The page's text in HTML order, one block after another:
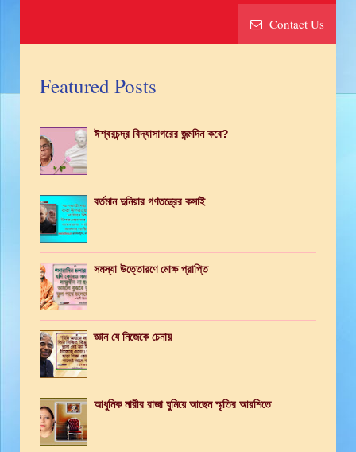
Contact Us
Featured Posts
ঈশ্বরচন্দ্র বিদ্যাসাগরের জন্মদিন কবে?
বর্তমান দুনিয়ার গণতন্ত্রের কসাই
সমস্যা উত্তোরণে মোক্ষ প্রাপ্তি
জ্ঞান যে নিজেকে চেনায়
আধুনিক নারীর রাজা ঘুমিয়ে আছেন স্মৃতির আরশিতে